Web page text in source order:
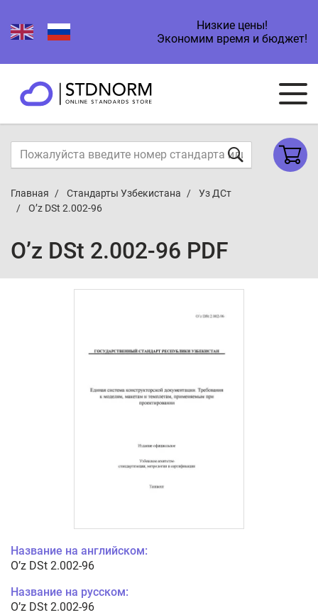
Низкие цены!
Экономим время и бюджет!
Главная Стандарты Узбекистана
Уз ДСт
O’z DSt 2.002-96
O’z DSt 2.002-96 PDF
Название на английском:
O’z DSt 2.002-96
Название на русском:
O’z DSt 2.002-96